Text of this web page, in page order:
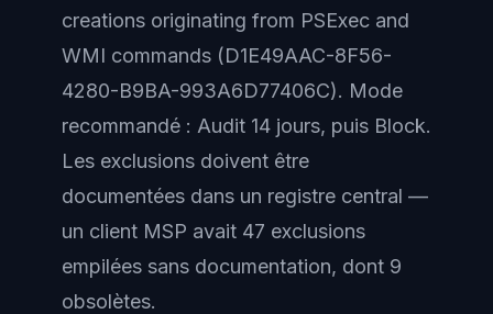
creations originating from PSExec and
WMI commands (D1E49AAC-8F56-
4280-B9BA-993A6D77406C). Mode
recommandé : Audit 14 jours, puis Block.
Les exclusions doivent être
documentées dans un registre central —
un client MSP avait 47 exclusions
empilées sans documentation, dont 9
obsolètes.